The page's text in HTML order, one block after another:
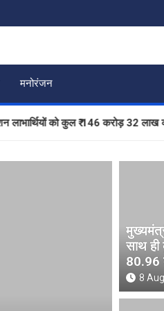
मनोरंजन
को कुल ₹ 146 करोड़ 32 लाख की पेंशन
साथ ही
80.96
8